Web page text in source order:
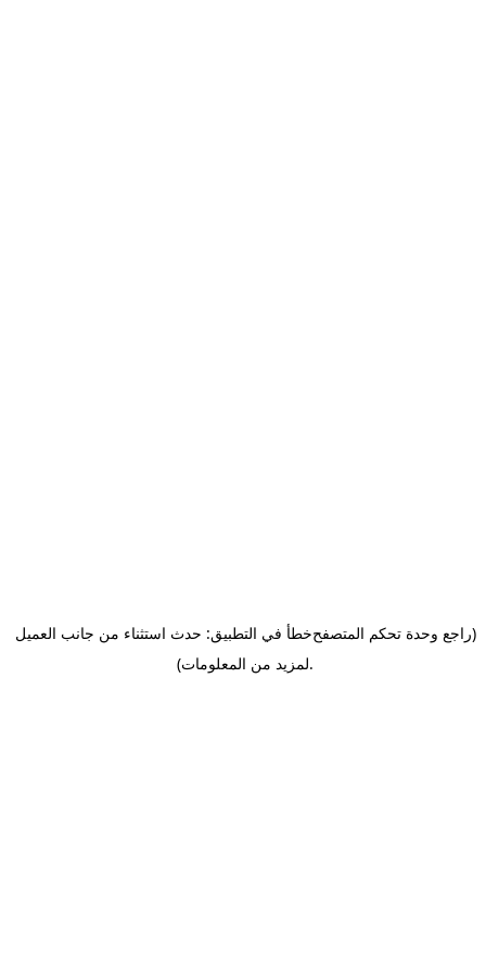
خطأ في التطبيق: حدث استثناء من جانب العميل(راجع وحدة تحكم المتصفح
لمزيد من المعلومات).